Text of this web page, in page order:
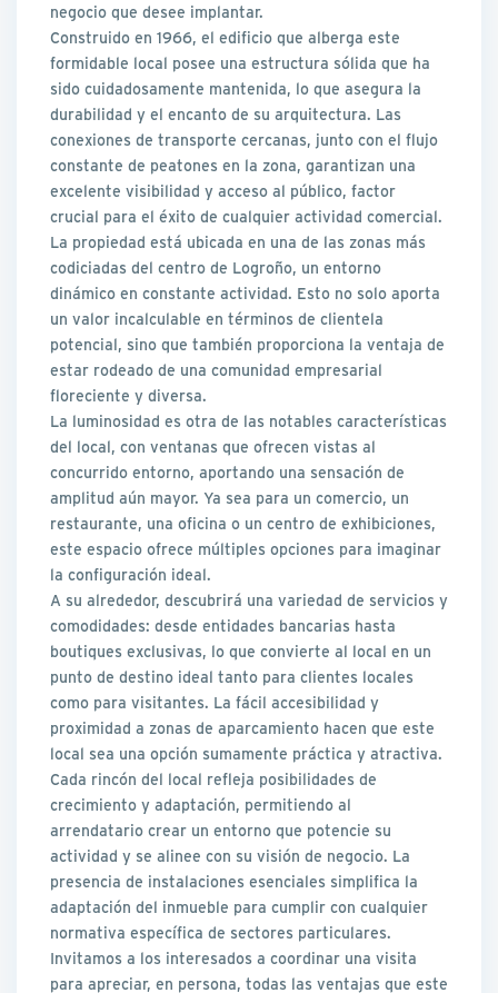
negocio que desee implantar.
Construido en 1966, el edificio que alberga este
formidable local posee una estructura sólida que ha
sido cuidadosamente mantenida, lo que asegura la
durabilidad y el encanto de su arquitectura. Las
conexiones de transporte cercanas, junto con el flujo
constante de peatones en la zona, garantizan una
excelente visibilidad y acceso al público, factor
crucial para el éxito de cualquier actividad comercial.
La propiedad está ubicada en una de las zonas más
codiciadas del centro de Logroño, un entorno
dinámico en constante actividad. Esto no solo aporta
un valor incalculable en términos de clientela
potencial, sino que también proporciona la ventaja de
estar rodeado de una comunidad empresarial
floreciente y diversa.
La luminosidad es otra de las notables características
del local, con ventanas que ofrecen vistas al
concurrido entorno, aportando una sensación de
amplitud aún mayor. Ya sea para un comercio, un
restaurante, una oficina o un centro de exhibiciones,
este espacio ofrece múltiples opciones para imaginar
la configuración ideal.
A su alrededor, descubrirá una variedad de servicios y
comodidades: desde entidades bancarias hasta
boutiques exclusivas, lo que convierte al local en un
punto de destino ideal tanto para clientes locales
como para visitantes. La fácil accesibilidad y
proximidad a zonas de aparcamiento hacen que este
local sea una opción sumamente práctica y atractiva.
Cada rincón del local refleja posibilidades de
crecimiento y adaptación, permitiendo al
arrendatario crear un entorno que potencie su
actividad y se alinee con su visión de negocio. La
presencia de instalaciones esenciales simplifica la
adaptación del inmueble para cumplir con cualquier
normativa específica de sectores particulares.
Invitamos a los interesados a coordinar una visita
para apreciar, en persona, todas las ventajas que este